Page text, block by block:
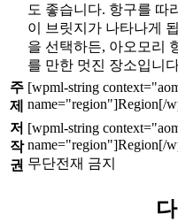
도 좋습니다. 항구를 따
이 브릿지가 나타나게
을 선택하든, 아오모리
를 만한 멋진 장소입니
주
제
저
작
권 무단전재 금지